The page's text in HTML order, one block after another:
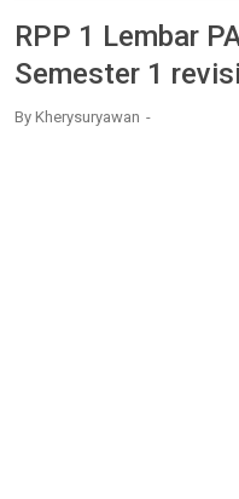
RPP 1 Lembar
Semester 1
By Kherysuryawan